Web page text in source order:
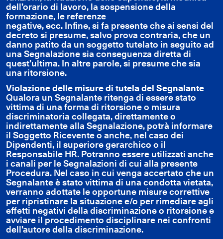
dell’orario di lavoro, la sospensione della
formazione, le referenze
negative, ecc. Infine, si fa presente che ai sensi del
decreto si presume, salvo prova contraria, che un
danno patito da un soggetto tutelato in seguito ad
una Segnalazione sia conseguenza diretta di
quest’ultima. In altre parole, si presume che sia
una ritorsione.
Violazione delle misure di tutela del Segnalante
Qualora un Segnalante ritenga di essere stato
vittima di una forma di ritorsione o misura
discriminatoria collegata, direttamente o
indirettamente alla Segnalazione, potrà informare
il Soggetto Ricevente o anche, nel caso dei
Dipendenti, il superiore gerarchico o il
Responsabile HR. Potranno essere utilizzati anche
i canali per le Segnalazioni di cui alla presente
Procedura. Nel caso in cui venga accertato che un
Segnalante è stato vittima di una condotta vietata,
verranno adottate le opportune misure correttive
per ripristinare la situazione e/o per rimediare agli
effetti negativi della discriminazione o ritorsione e
avviare il procedimento disciplinare nei confronti
dell’autore della discriminazione.